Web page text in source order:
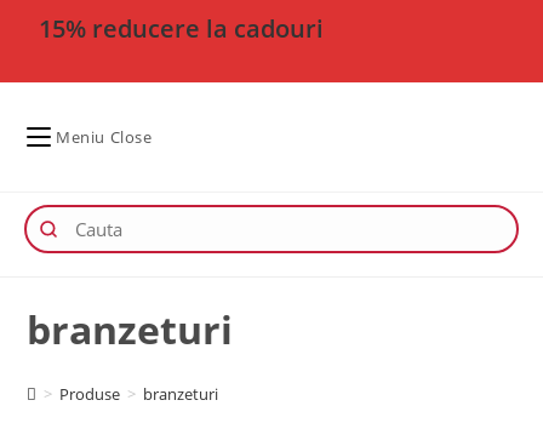
15% reducere la cadouri
Meniu Close
branzeturi
> Produse > branzeturi